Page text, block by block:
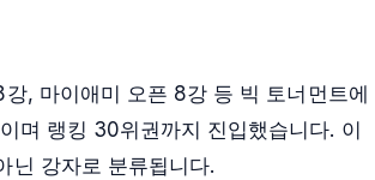
, 마이애미 오픈 8강 등 빅 토너먼트에
며 랭킹 30위권까지 진입했습니다. 이
닌 강자로 분류됩니다.